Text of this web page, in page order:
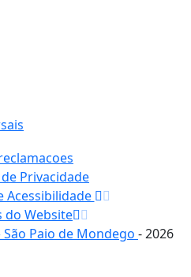
Privacidade
Acessibilidade
do Website
São Paio de Mondego - 2026